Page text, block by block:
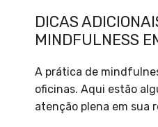
DICAS
MINDFULNESS
A prática de
oficinas. Aqui estão
atenção plena em sua